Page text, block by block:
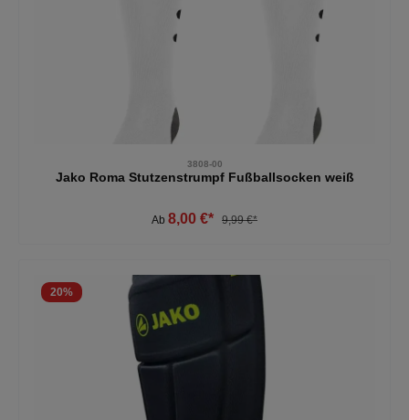
3808-00
Jako Roma Stutzenstrumpf Fußballsocken weiß
Ab 8,00 €* 9,99 €*
20%